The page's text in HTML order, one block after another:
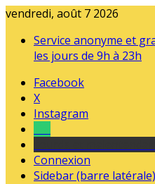
vendredi, août 7 2026
Service anonyme et
les jours de 9h à 23h
Facebook
X
Instagram
Connexion
Sidebar (barre latérale)